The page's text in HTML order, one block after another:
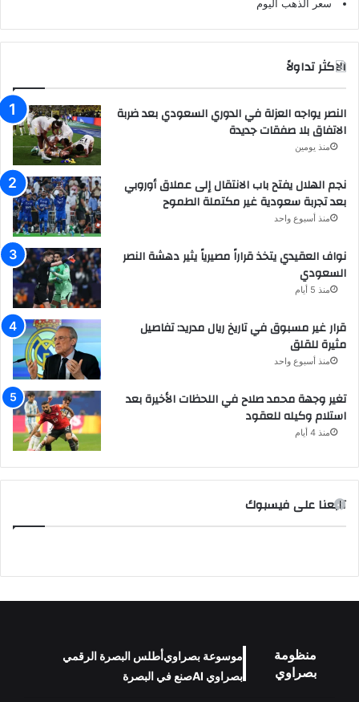
سعر الذهب اليوم
الاكثر تداولاً
النصر يواجه العزلة في الدوري السعودي بعد ضربة
الاتفاق بلا صفقات جديدة
منذ يومين
نجم الهلال يفتح باب الانتقال إلى عملاق أوروبي
بعد تجربة سعودية غير مكتملة الطموح
منذ أسبوع واحد
نواف العقيدي يتخذ قراراً مصيرياً يثير دهشة النصر
السعودي
منذ 5 أيام
قرار غير مسبوق في تاريخ ريال مدريد: تفاصيل
مثيرة للقلق
منذ أسبوع واحد
تغير وجهة محمد صلاح في اللحظات الأخيرة بعد
استلام وكيله للعقود
منذ 4 أيام
تابعنا على فيسبوك
منظومة
بصراوي
موسوعة بصراويأطلس البصرة الرقمي
بصراوي AI
صنع في البصرة